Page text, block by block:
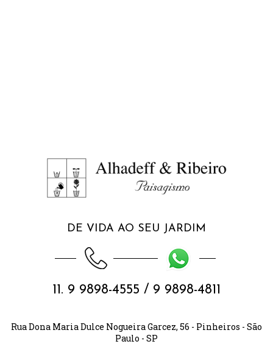
DE VIDA AO SEU JARDIM
11. 9 9898-4555 / 9 9898-4811
Rua Dona Maria Dulce Nogueira Garcez, 56 - Pinheiros - São
Paulo - SP